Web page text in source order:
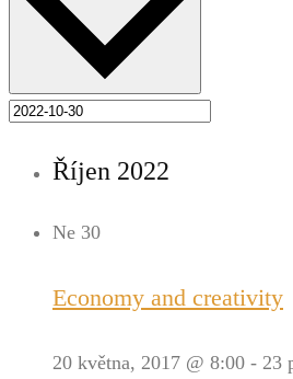
Říjen 2022
Ne 30
Economy and creativity
20 května, 2017 @ 8:00 - 23